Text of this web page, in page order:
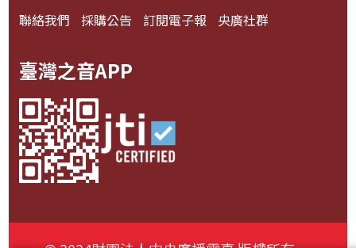
聯絡我們 採購公告 訂閱電子報 央廣社群
臺灣之音APP